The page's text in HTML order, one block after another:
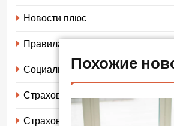
Похожие
Новости плюс
Правила страхования
Социальное страхование
Страхование автомобиля
Страхование жизни